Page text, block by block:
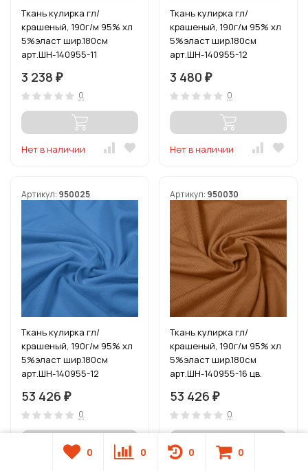
Ткань кулирка гл/
крашеный, 190г/м 95% хл
5%эласт шир.180см
арт.ШН-140955-11
3 238 ₽
0
Нет в наличии
Ткань кулирка гл/
крашеный, 190г/м 95% хл
5%эласт шир.180см
арт.ШН-140955-12
(1кг-2,7м)
3 480 ₽
0
Нет в наличии
Артикул: 950025
Ткань кулирка гл/
крашеный, 190г/м 95% хл
5%эласт шир.180см
арт.ШН-140955-12
(1кг-2,7м)
53 426 ₽
0
Артикул: 950030
Ткань кулирка гл/
крашеный, 190г/м 95% хл
5%эласт шир.180см
арт.ШН-140955-16 цв.
(1кг-2,7м)
53 426 ₽
0
0 0 0 0